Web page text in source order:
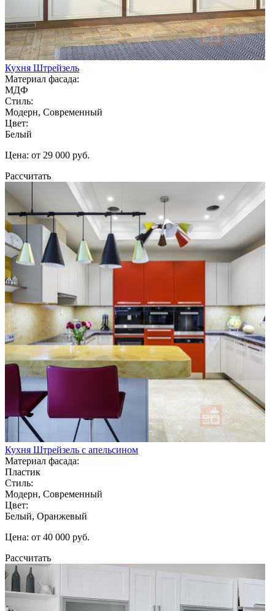
Кухня Штрейзель
Материал фасада:
МДФ
Стиль:
Модерн, Современный
Цвет:
Белый
Цена: от 29 000 руб.
Рассчитать
Кухня Штрейзель с апельсином
Материал фасада:
Пластик
Стиль:
Модерн, Современный
Цвет:
Белый, Оранжевый
Цена: от 40 000 руб.
Рассчитать